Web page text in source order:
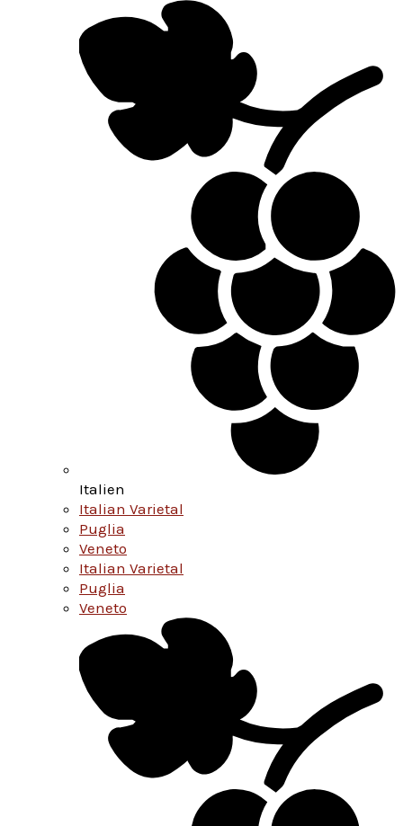
Italien
Italian Varietal
Puglia
Veneto
Italian Varietal
Puglia
Veneto